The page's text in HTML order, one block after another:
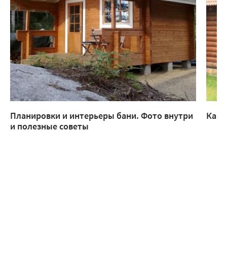
Планировки и интерьеры бани. Фото внутри
и полезные советы